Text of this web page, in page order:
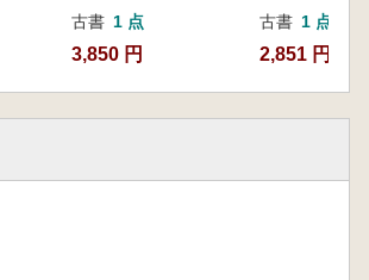
古書 1 点
3,850 円
古書 1 点
2,851 円